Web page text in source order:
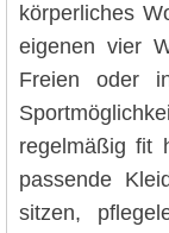
körperliches
eigenen vier
Freien oder
regelmäßig fit
passende
sitzen,